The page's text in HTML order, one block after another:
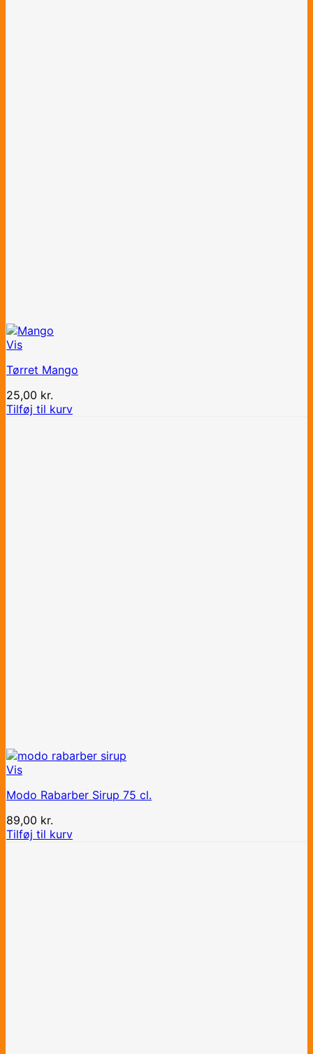
Vis
Tørret Mango
25,00 kr.
Tilføj til kurv
Vis
Modo Rabarber Sirup 75 cl.
89,00 kr.
Tilføj til kurv